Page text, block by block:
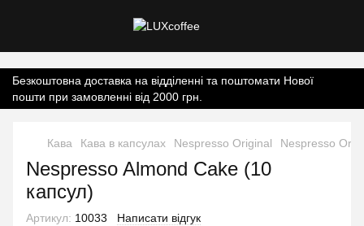
Безкоштовна доставка на відділенні та поштомати Нової
пошти при замовленні від 2000 грн.
Кава Кава в капсулах Nespresso Original Nespresso
Nespresso Almond Cake (10
капсул)
Артикул: 10033 Написати відгук